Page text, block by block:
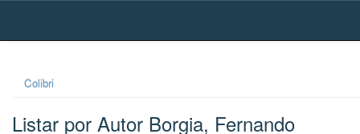
Skip
Colibri
Listar por Autor Borgia, Fernando